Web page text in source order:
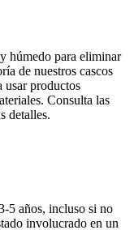
húmedo para eliminar
de nuestros cascos
usar productos
Consulta las
detalles.
5 años, incluso si no
involucrado en un